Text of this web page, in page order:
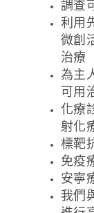
調查
利用
微創
治療
為主
可用
化療
射化
標靶
免疫
安寧
我們